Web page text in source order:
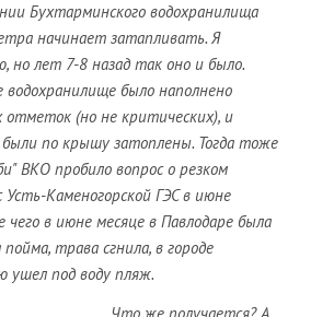
Бухтарминского водохранилища
начинает затапливать. Я
но лет 7-8 назад так оно и было.
водохранилище было наполнено
(но не критических), и
по крышу затоплены. Тогда тоже
ВКО пробило вопрос о резком
Усть-Каменогорской ГЭС в июне
чего в июне месяце в Павлодаре была
трава сгнила, в городе
ушел под воду пляж.